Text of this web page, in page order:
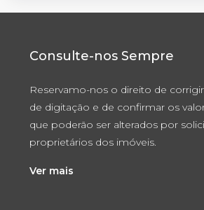
Consulte-nos Sempre
Reservamo-nos o direito de
de digitação e de confirmar os
que poderão ser alterados por
proprietários dos imóveis.
Ver mais